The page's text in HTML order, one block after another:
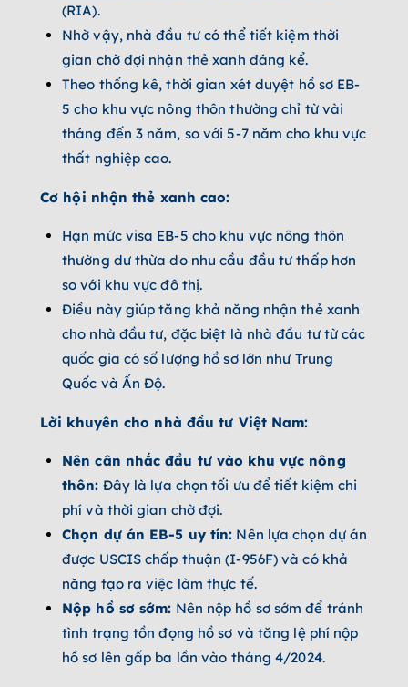
(RIA).
Nhờ vậy, nhà đầu tư có thể tiết kiệm thời
gian chờ đợi nhận thẻ xanh đáng kể.
Theo thống kê, thời gian xét duyệt hồ sơ EB-
5 cho khu vực nông thôn thường chỉ từ vài
tháng đến 3 năm, so với 5-7 năm cho khu vực
thất nghiệp cao.
Cơ hội nhận thẻ xanh cao:
Hạn mức visa EB-5 cho khu vực nông thôn
thường dư thừa do nhu cầu đầu tư thấp hơn
so với khu vực đô thị.
Điều này giúp tăng khả năng nhận thẻ xanh
cho nhà đầu tư, đặc biệt là nhà đầu tư từ các
quốc gia có số lượng hồ sơ lớn như Trung
Quốc và Ấn Độ.
Lời khuyên cho nhà đầu tư Việt Nam:
Nên cân nhắc đầu tư vào khu vực nông
thôn: Đây là lựa chọn tối ưu để tiết kiệm chi
phí và thời gian chờ đợi.
Chọn dự án EB-5 uy tín: Nên lựa chọn dự án
được USCIS chấp thuận (I-956F) và có khả
năng tạo ra việc làm thực tế.
Nộp hồ sơ sớm: Nên nộp hồ sơ sớm để tránh
tình trạng tồn đọng hồ sơ và tăng lệ phí nộp
hồ sơ lên gấp ba lần vào tháng 4/2024.